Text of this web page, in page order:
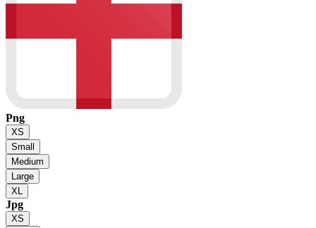
Png
XS
Small
Medium
Large
XL
Jpg
XS